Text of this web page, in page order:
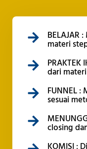
BELAJAR
materi
dari materi
FUNNEL
sesuai
closing